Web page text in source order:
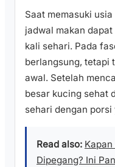
Saat memasuki
jadwal makan
kali sehari. Pada
berlangsung, tetapi
awal. Setelah
besar kucing sehat
sehari dengan porsi
Read also:
Dipegang? Ini